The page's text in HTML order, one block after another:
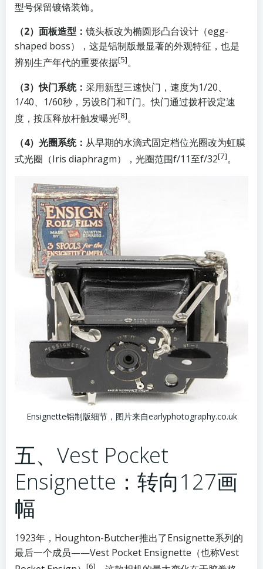
型号保留镀铬装饰。
（2）面板造型： 镜头板改为椭圆形凸台设计（egg-
shaped boss），这是铝制版最显著的外观特征，也是
辨别生产年代的重要依据[5]。
（3）快门系统： 采用新型三速快门，速度为1/20、
1/40、1/60秒，另设B门和T门。快门通过拨杆设定速
度，按压释放杆触发曝光[8]。
（4）光圈系统： 从早期的水滴式固定档位光圈改为虹膜
式光圈（Iris diaphragm），光圈范围f/11至f/32[7]。
Ensignette铝制版细节，图片来自earlyphotography.co.uk
五、Vest Pocket
Ensignette：转向127画
幅
1923年，Houghton-Butcher推出了Ensignette系列的
最后一个成员——Vest Pocket Ensignette（也称Vest
[6]